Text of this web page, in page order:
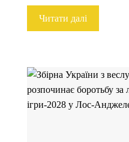
Читати далі